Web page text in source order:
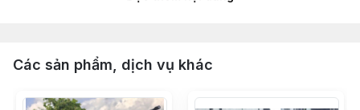
- MÀU ĐEN ty vàng
Hệ
Các sản phẩm, dịch vụ khác